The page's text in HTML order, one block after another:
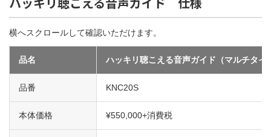
ハッキリ聴こえる音声ガイド 仕様
横へスクロールして確認いただけます。
品名 ハッキリ聴こえる音声ガイド（マルチタイ
品番 KNC20S
本体価格 ¥550,000+消費税